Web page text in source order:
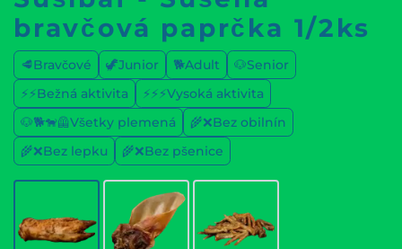
bravčová paprčka 1/2ks
🥩Bravčové 🦖Junior 🐕Adult
🐶Senior
⚡⚡Bežná aktivita
⚡⚡⚡Vysoká aktivita
🐶🐕🐕‍🦺Všetky plemená
🌾❌Bez obilnín
🌾❌Bez lepku
🌾❌Bez pšenice